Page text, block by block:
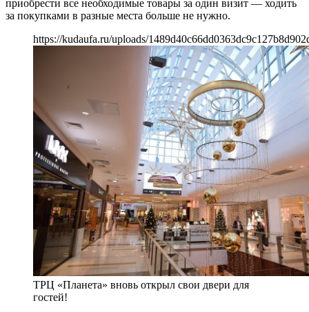
приобрести все необходимые товары за один визит — ходить
за покупками в разные места больше не нужно.
https://kudaufa.ru/uploads/
ТРЦ «Планета» вновь открыл свои двери для
гостей!